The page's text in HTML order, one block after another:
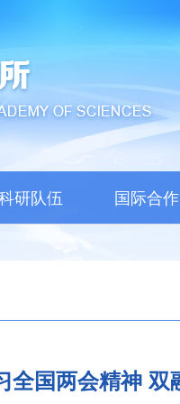
研队伍 国际合作
全国两会精神